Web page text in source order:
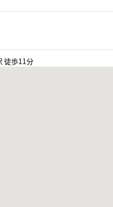
徒歩11分